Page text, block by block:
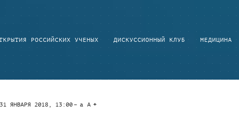
РОССИЙСКИХ УЧЕНЫХ ДИСКУССИОННЫЙ КЛУБ МЕДИЦИНА
31 ЯНВАРЯ 2018, 13:00 a A